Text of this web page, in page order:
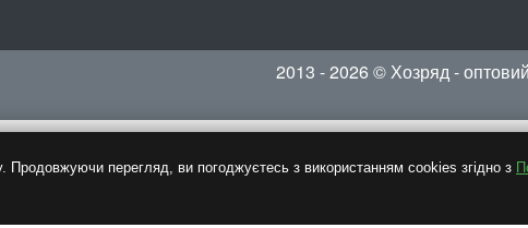
2013 - 2026 © Хозряд -
перегляд, ви погоджуєтесь з використанням cookies згідно з